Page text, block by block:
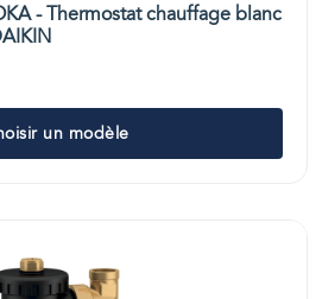
- Thermostat chauffage blanc
un modèle